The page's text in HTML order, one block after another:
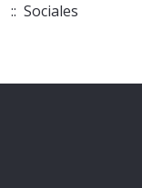
:: Sociales